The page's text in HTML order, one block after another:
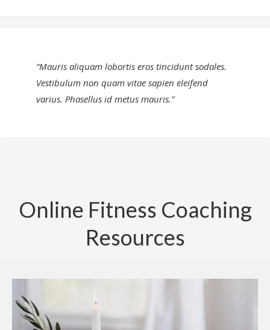
“Mauris aliquam lobortis eros tincidunt sodales.
Vestibulum non quam vitae sapien eleifend
varius. Phasellus id metus mauris.”
Online Fitness Coaching
Resources